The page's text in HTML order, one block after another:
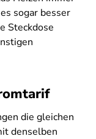
sogar besser
Steckdose
die gleichen
denselben